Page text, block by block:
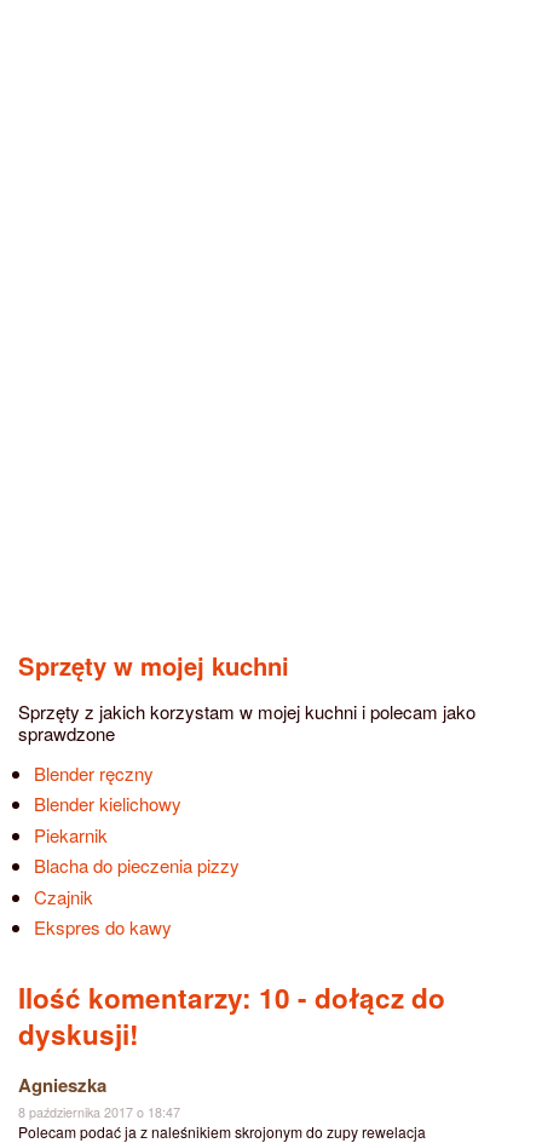
Sprzęty w mojej kuchni
Sprzęty z jakich korzystam w mojej kuchni i polecam jako
sprawdzone
Blender ręczny
Blender kielichowy
Piekarnik
Blacha do pieczenia pizzy
Czajnik
Ekspres do kawy
Ilość komentarzy: 10 - dołącz do
dyskusji!
Agnieszka
8 października 2017 o 18:47
Polecam podać ja z naleśnikiem skrojonym do zupy rewelacja